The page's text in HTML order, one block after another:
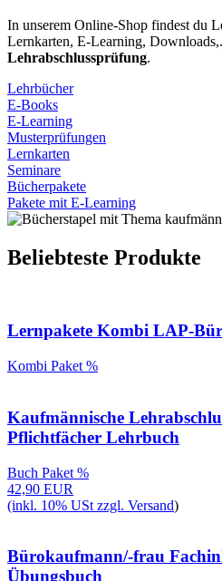
In unserem Online-Shop findest du
Lernkarten, E-Learning,
Lehrabschlussprüfung.
Lehrbücher
E-Books
E-Learning
Musterprüfungen
Lernkarten
Seminare
Bücherpakete
Pakete mit E-Learning
Beliebteste Produkte
Lernpakete Kombi LAP-
Kombi Paket %
Kaufmännische
Pflichtfächer Lehrbuch
Buch Paket %
42,90 EUR
(inkl. 10% USt zzgl. Versand)
Bürokaufmann/-frau
Übungsbuch